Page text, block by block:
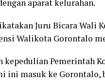
aparat kelurahan.
Juru Bicara Wali
Walikota Gorontalo
kepedulian Pemerintah
ini masuk ke